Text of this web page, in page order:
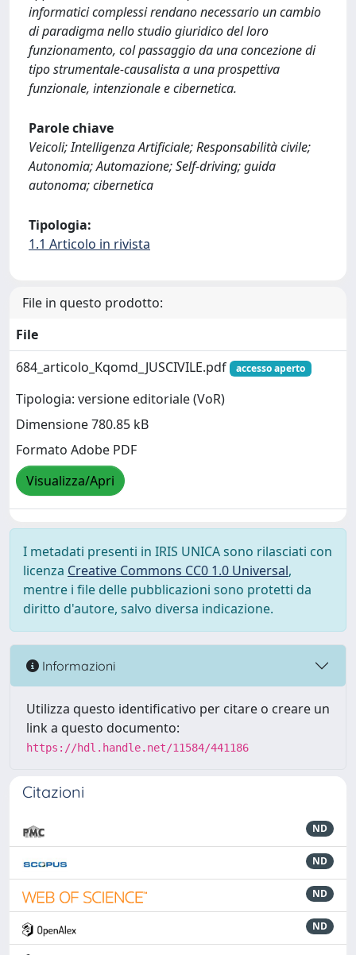
informatici complessi rendano necessario un cambio
di paradigma nello studio giuridico del loro
funzionamento, col passaggio da una concezione di
tipo strumentale-causalista a una prospettiva
funzionale, intenzionale e cibernetica.
Parole chiave
Veicoli; Intelligenza Artificiale; Responsabilità civile;
Autonomia; Automazione; Self-driving; guida
autonoma; cibernetica
Tipologia:
1.1 Articolo in rivista
File in questo prodotto:
File
684_articolo_Kqomd_JUSCIVILE.pdf
accesso aperto
Tipologia: versione editoriale (VoR)
Dimensione 780.85 kB
Formato Adobe PDF
Visualizza/Apri
I metadati presenti in IRIS UNICA sono rilasciati con
licenza Creative Commons CC0 1.0 Universal,
mentre i file delle pubblicazioni sono protetti da
diritto d'autore, salvo diversa indicazione.
Informazioni
Utilizza questo identificativo per citare o creare un
link a questo documento:
https://hdl.handle.net/11584/441186
Citazioni
ND
ND
ND
ND